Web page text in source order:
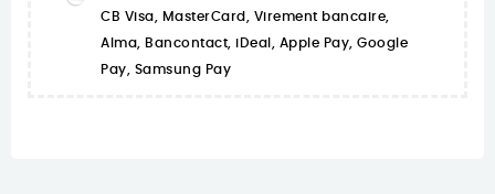
CB Visa, MasterCard, Virement bancaire,
Alma, Bancontact, iDeal, Apple Pay, Google
Pay, Samsung Pay